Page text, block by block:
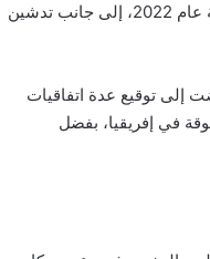
التي تشهدها العلاقات الثنائية، والتي تجسدت من خلال افتتاح قنصلية الرأس الأخضر بمدينة الداخلة عام 2022، إلى جانب تدشين
المغربية-الكابفيردية في الرباط عام 2023، والتي أفضت إلى توقيع عدة اتفاقيات
في إفريقيا، بفضل